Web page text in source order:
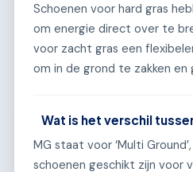
Schoenen voor hard gras
om energie direct over te
voor zacht gras een
om in de grond te zakken en
Wat is het verschil
MG staat voor ‘Multi
schoenen geschikt zijn voor